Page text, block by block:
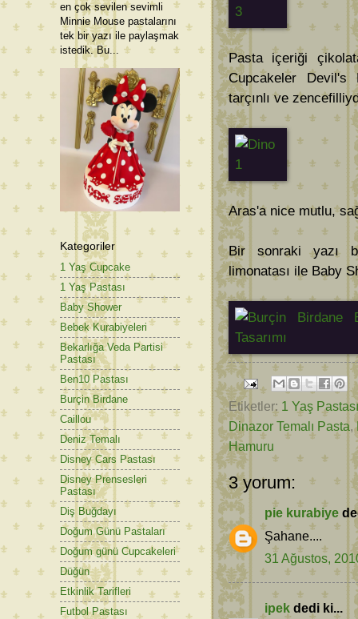
Pasta içeriği
Cupcakeler
tarçınlı ve
Aras'a nice mutlu,
Bir sonraki yazı
limonatası ile Baby
Etiketler: 1 Yaş Pastası
Dinazor Temalı Pasta,
Hamuru
3 yorum:
pie kurabiye
Şahane....
31 Ağustos,
ipek dedi ki...
en çok sevilen sevimli
Minnie Mouse pastalarını
tek bir yazı ile paylaşmak
istedik. Bu...
Kategoriler
1 Yaş Cupcake
1 Yaş Pastası
Baby Shower
Bebek Kurabiyeleri
Bekarlığa Veda Partisi
Pastası
Ben10 Pastası
Burçin Birdane
Caillou
Deniz Temalı
Disney Cars Pastası
Disney Prensesleri
Pastası
Diş Buğdayı
Doğum Günü Pastaları
Doğum günü Cupcakeleri
Düğün
Etkinlik Tarifleri
Futbol Pastası